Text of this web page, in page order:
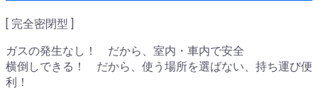
[ 完全密閉型 ]
ガスの発生なし！ だから、室内・車内で安全
横倒しできる！ だから、使う場所を選ばない、持ち運び便
利！